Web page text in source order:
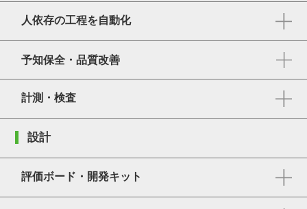
人依存の工程を自動化
予知保全・品質改善
計測・検査
設計
評価ボード・開発キット